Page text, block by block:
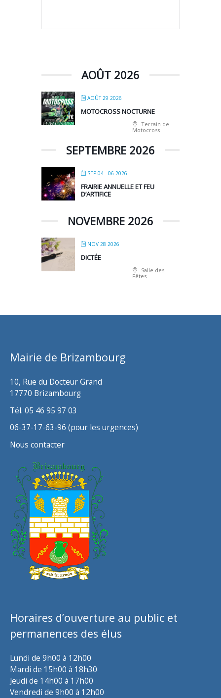
AOÛT 2026
AOÛT 29 2026
MOTOCROSS NOCTURNE
Terrain de
Motocross
SEPTEMBRE 2026
SEP 04 - 06 2026
FRAIRIE ANNUELLE ET FEU
D’ARTIFICE
NOVEMBRE 2026
NOV 28 2026
DICTÉE
Salle des
Fêtes
Mairie de Brizambourg
10, Rue du Docteur Grand
17770 Brizambourg
Tél. 05 46 95 97 03
06-37-17-63-96 (pour les urgences)
Nous contacter
Horaires d’ouverture au public et
permanences des élus
Lundi de 9h00 à 12h00
Mardi de 15h00 à 18h30
Jeudi de 14h00 à 17h00
Vendredi de 9h00 à 12h00